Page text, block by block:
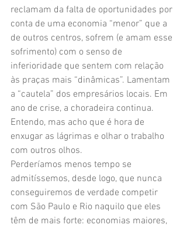
reclamam da falta de oportunidades por
conta de uma economia “menor” que a
de outros centros, sofrem (e amam esse
sofrimento) com o senso de
inferioridade que sentem com relação
às praças mais “dinâmicas”. Lamentam
a “cautela” dos empresários locais. Em
ano de crise, a choradeira continua.
Entendo, mas acho que é hora de
enxugar as lágrimas e olhar o trabalho
com outros olhos.
Perderíamos menos tempo se
admitíssemos, desde logo, que nunca
conseguiremos de verdade competir
com São Paulo e Rio naquilo que eles
têm de mais forte: economias maiores,